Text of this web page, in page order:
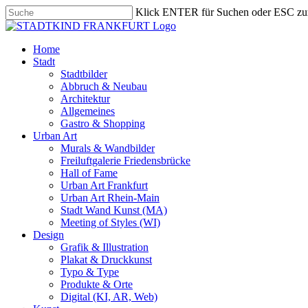
Skip
to
content
Klick ENTER für Suchen oder ESC
Close
search
Menu
Home
Stadt
Stadtbilder
Abbruch & Neubau
Architektur
Allgemeines
Gastro & Shopping
Urban Art
Murals & Wandbilder
Freiluftgalerie Friedensbrücke
Hall of Fame
Urban Art Frankfurt
Urban Art Rhein-Main
Stadt Wand Kunst (MA)
Meeting of Styles (WI)
Design
Grafik & Illustration
Plakat & Druckkunst
Typo & Type
Produkte & Orte
Digital (KI, AR, Web)